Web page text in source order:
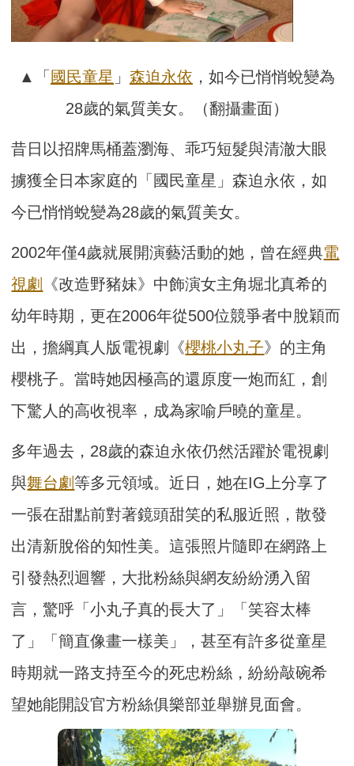
▲「 國民童星 」 森迫永依 ，如今已悄悄蛻變為
28歲的氣質美女。（翻攝畫面）
昔日以招牌馬桶蓋瀏海、乖巧短髮與清澈大眼
擄獲全日本家庭的「國民童星」森迫永依，如
今已悄悄蛻變為28歲的氣質美女。
2002年僅4歲就展開演藝活動的她，曾在經典電
視劇
《改造野豬妹》中飾演女主角堀北真希的
幼年時期，更在2006年從500位競爭者中脫穎而
出，擔綱真人版電視劇《櫻桃小丸子》的主角
櫻桃子。當時她因極高的還原度一炮而紅，創
下驚人的高收視率，成為家喻戶曉的童星。
多年過去，28歲的森迫永依仍然活躍於電視劇
與舞台劇等多元領域。近日，她在IG上分享了
一張在甜點前對著鏡頭甜笑的私服近照，散發
出清新脫俗的知性美。這張照片隨即在網路上
引發熱烈迴響，大批粉絲與網友紛紛湧入留
言，驚呼「小丸子真的長大了」「笑容太棒
了」「簡直像畫一樣美」，甚至有許多從童星
時期就一路支持至今的死忠粉絲，紛紛敲碗希
望她能開設官方粉絲俱樂部並舉辦見面會。